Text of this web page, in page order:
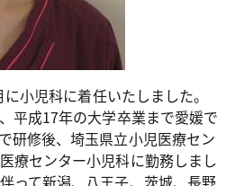
小児科に着任いたしました。
平成17年の大学卒業まで愛媛で
研修後、埼玉県立小児医療セン
療センター小児科に勤務しまし
って新潟、八王子、茨城、長野